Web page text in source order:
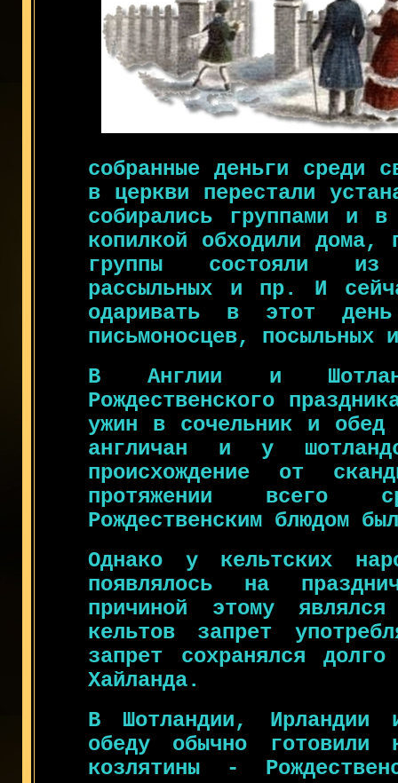
собранные деньги среди
в церкви перестали
собирались группами и
копилкой обходили дома,
группы состояли из
рассыльных и пр. И
одаривать в этот день
письмоносцев, посыльных
В Англии и
Рождественского
ужин в сочельник и
англичан и у
происхождение от
протяжении всего
Рождественским блюдом
Однако у кельтских
появлялось на
причиной этому
кельтов запрет
запрет сохранялся
Хайланда.
В Шотландии, Ирландии
обеду обычно готовили
козлятины -